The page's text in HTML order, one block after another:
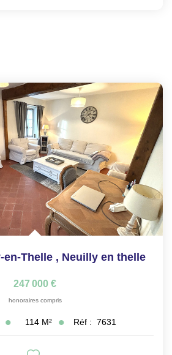
en-Thelle , Neuilly en thelle
247 000 €
honoraires compris
114 M² Réf : 7631